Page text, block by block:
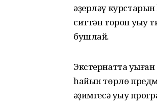
әҙерләү
ситтән тороп уҡыу
бушлай.
Экстернатта
һайын төр­лө
ҡәҙимгесә уҡыу